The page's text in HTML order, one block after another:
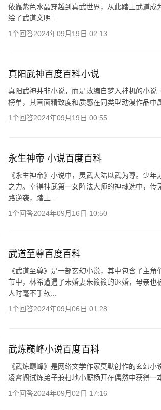
依靠紫色水晶穿越到真武世界，从此踏上武道
绘了武道文明...
1个回答2024年09月19日 02:13
真阳武神百度百科小说
真阳武神并非小说，而是改编自梦入神机的小
榜单，其画面精致度和质感在同类型动漫作品中
1个回答2024年09月19日 00:55
永生神帝 小说百度百科
《永生神帝》小说中，灵武大陆以武为尊。少
之力。幸得神武第一女阵法大师的神魂选中，
路逆袭，踏上...
1个回答2024年09月16日 10:50
武道至尊百度百科
《武道至尊》是一部玄幻小说，其中包含了主
节中，林希遭遇了未婚妻朱筱筱的退婚，母亲
人时毫不手软...
1个回答2024年09月06日 01:28
武炼巅峰小说百度百科
《武炼巅峰》是网络文学作家莫默创作的玄幻
凌霄阁试炼弟子兼扫地小厮杨开在偶然中获得一
1个回答2024年09月02日 17:16